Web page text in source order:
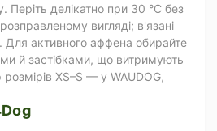
Періть делікатно при 30 °C без
вигляді; в'язані
Для активного аффена обирайте
й застібками, що витримують
XS–S — у WAUDOG,